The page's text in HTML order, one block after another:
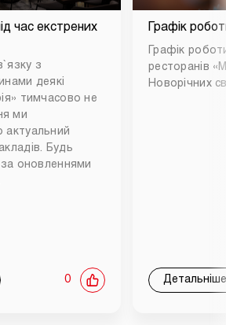
час екстрених
з
деякі
тимчасово не
ми
актуальний
Будь
за оновленнями
0
Графік
Графік
ресторанів
Новорічних
Детальніше